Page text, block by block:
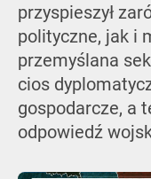
przyspieszył
polityczne, jak i
przemyślana
cios
gospodarcze, a
odpowiedź